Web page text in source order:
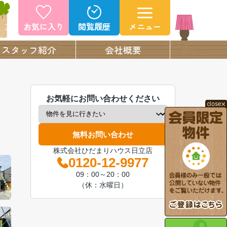
お気に入り 閲覧履歴 メニュー
スタッフ紹介 会社概要
お気軽にお問い合わせください
無料お問い合わせ
株式会社ひだまりハウス日立店
0120-12-9977
09：00～20：00
（休：水曜日）